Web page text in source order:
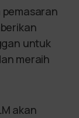
untuk
meraih
akan